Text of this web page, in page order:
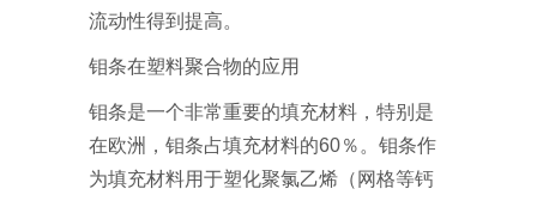
流动性得到提高。
钼条在塑料聚合物的应用
钼条是一个非常重要的填充材料，特别是
在欧洲，钼条占填充材料的60％。钼条作
为填充材料用于塑化聚氯乙烯（网格等钙